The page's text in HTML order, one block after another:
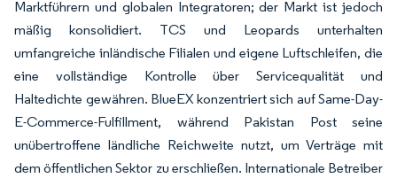
Marktführern und globalen Integratoren; der Markt ist jedoch
mäßig konsolidiert. TCS und Leopards unterhalten
umfangreiche inländische Filialen und eigene Luftschleifen, die
eine vollständige Kontrolle über Servicequalität und
Haltedichte gewähren. BlueEX konzentriert sich auf Same-Day-
E-Commerce-Fulfillment, während Pakistan Post seine
unübertroffene ländliche Reichweite nutzt, um Verträge mit
dem öffentlichen Sektor zu erschließen. Internationale Betreiber